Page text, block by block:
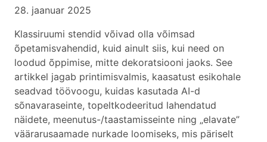
28. jaanuar 2025
Klassiruumi stendid võivad olla võimsad
õpetamisvahendid, kuid ainult siis, kui need on
loodud õppimise, mitte dekoratsiooni jaoks. See
artikkel jagab printimisvalmis, kaasatust esikohale
seadvad töövoogu, kuidas kasutada AI-d
sõnavaraseinte, topeltkodeeritud lahendatud
näidete, meenutus-/taastamisseinte ning „elavate”
väärarusaamade nurkade loomiseks, mis päriselt